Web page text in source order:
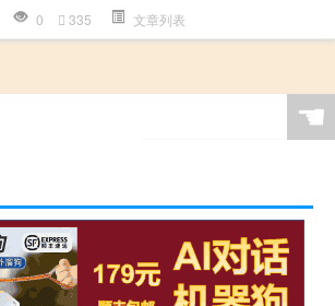
0 335 文章列表
☚